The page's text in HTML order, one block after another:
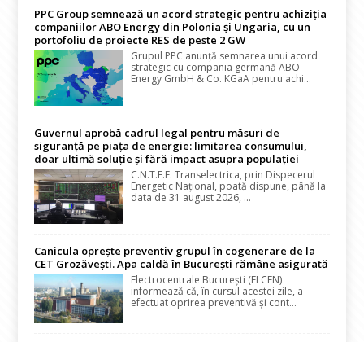
PPC Group semnează un acord strategic pentru achiziția
companiilor ABO Energy din Polonia și Ungaria, cu un
portofoliu de proiecte RES de peste 2 GW
Grupul PPC anunță semnarea unui acord
strategic cu compania germană ABO
Energy GmbH & Co. KGaA pentru achi...
Guvernul aprobă cadrul legal pentru măsuri de
siguranță pe piața de energie: limitarea consumului,
doar ultimă soluție și fără impact asupra populației
C.N.T.E.E. Transelectrica, prin Dispecerul
Energetic Național, poată dispune, până la
data de 31 august 2026, ...
Canicula oprește preventiv grupul în cogenerare de la
CET Grozăvești. Apa caldă în București rămâne asigurată
Electrocentrale București (ELCEN)
informează că, în cursul acestei zile, a
efectuat oprirea preventivă și cont...